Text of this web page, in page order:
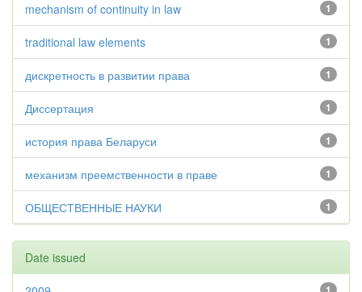
1
mechanism of continuity in law
1
traditional law elements
1
дискретность в развитии права
1
Диссертация
1
история права Беларуси
1
механизм преемственности в праве
1
ОБЩЕСТВЕННЫЕ НАУКИ
Date issued